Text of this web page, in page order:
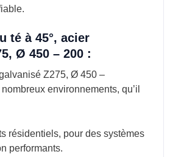
té à 45°, acier
Ø 450 – 200 :
Z275, Ø 450 –
environnements, qu’il
résidentiels, pour des systèmes
performants.